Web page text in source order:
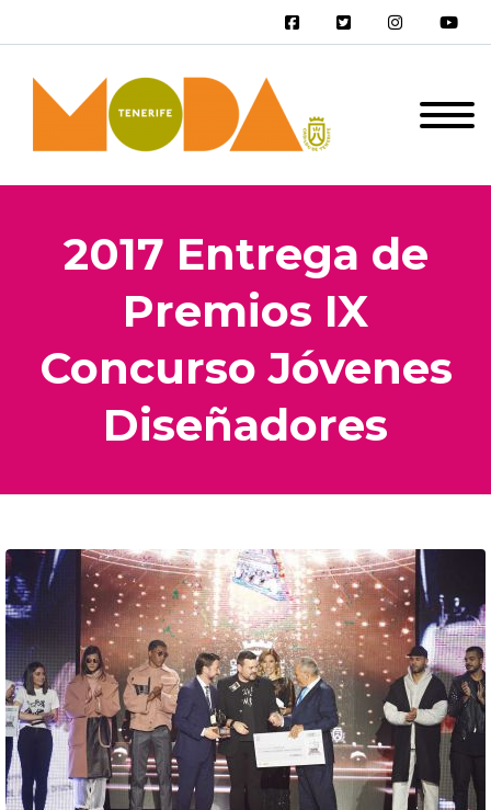
2017 Entrega de
Premios IX
Concurso Jóvenes
Diseñadores